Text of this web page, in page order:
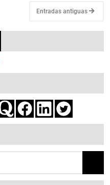
Entradas antiguas